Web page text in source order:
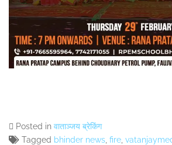
Posted in वाताञ्जय ब्रेकिंग
Tagged bhinder news fire